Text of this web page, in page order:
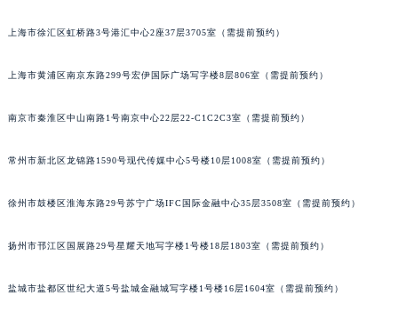
上海市徐汇区虹桥路3号港汇中心2座37层3705室（需提前预约）
上海市黄浦区南京东路299号宏伊国际广场写字楼8层806室（需提前预约）
南京市秦淮区中山南路1号南京中心22层22-C1C2C3室（需提前预约）
常州市新北区龙锦路1590号现代传媒中心5号楼10层1008室（需提前预约）
徐州市鼓楼区淮海东路29号苏宁广场IFC国际金融中心35层3508室（需提前预约）
扬州市邗江区国展路29号星耀天地写字楼1号楼18层1803室（需提前预约）
盐城市盐都区世纪大道5号盐城金融城写字楼1号楼16层1604室（需提前预约）